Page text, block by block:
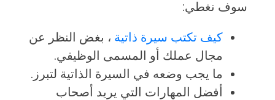
سوف نغطي:
كيف تكتب سيرة ذاتية ، بغض النظر عن
مجال عملك أو المسمى الوظيفي.
ما يجب وضعه في السيرة الذاتية لتبرز.
أفضل المهارات التي يريد أصحاب